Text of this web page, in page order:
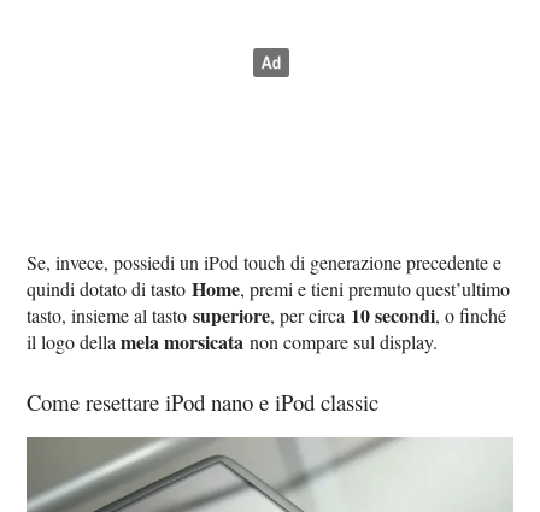
Se, invece, possiedi un iPod touch di generazione precedente e
quindi dotato di tastoHome, premi e tieni premuto quest’ultimo
tasto, insieme al tastosuperiore, per circa 10 secondi, o finché
il logo dellamela morsicatanon compare sul display.
Come resettare iPod nano e iPod classic